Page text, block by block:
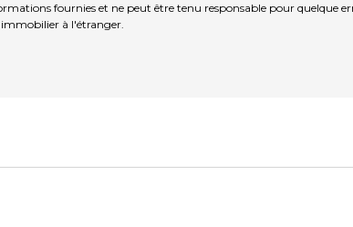
fournies et ne peut être tenu responsable pour quelque
à l'étranger.